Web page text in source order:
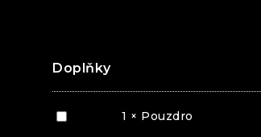
Doplňky
Pouzdro 1 × Pouzdro